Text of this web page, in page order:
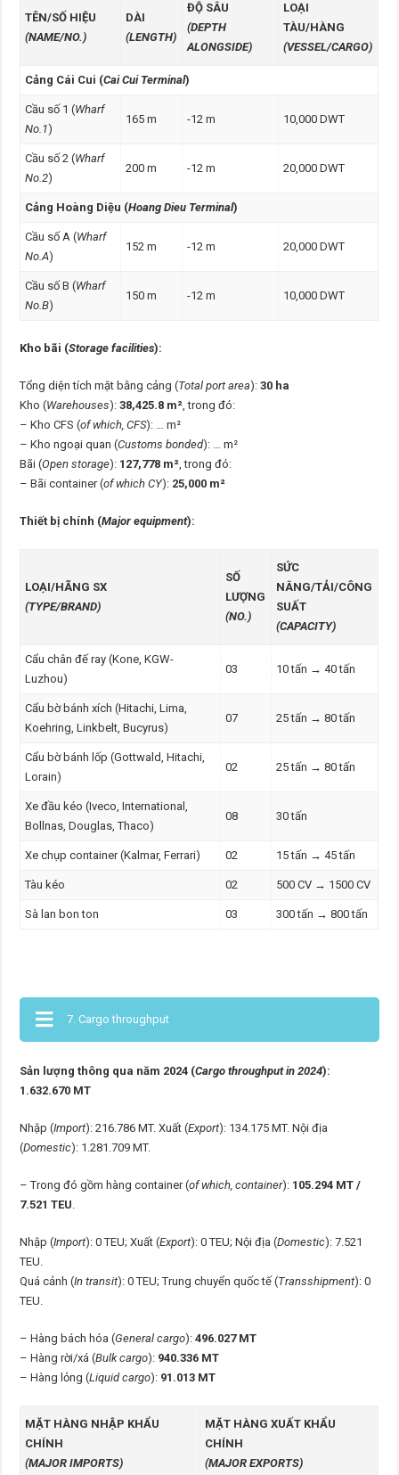
TÊN/SỐ HIỆU
(NAME/NO.)
DÀI
(LENGTH)
ĐỘ SÂU
(DEPTH
ALONGSIDE)
LOẠI
TÀU/HÀNG
(VESSEL/CARGO)
Cảng Cái Cui (Cai Cui Terminal)
Cầu số 1 (Wharf
No.1)
165 m -12 m 10,000 DWT
Cầu số 2 (Wharf
No.2)
200 m -12 m 20,000 DWT
Cảng Hoàng Diệu (Hoang Dieu Terminal)
Cầu số A (Wharf
No.A)
152 m -12 m 20,000 DWT
Cầu số B (Wharf
No.B)
150 m -12 m 10,000 DWT
Kho bãi (Storage facilities):
Tổng diện tích mặt bằng cảng (Total port area):30 ha
Kho (Warehouses):38,425.8 m² , trong đó:
– Kho CFS (of which, CFS): … m²
– Kho ngoại quan (Customs bonded): … m²
Bãi (Open storage): 127,778 m² , trong đó:
– Bãi container (of which CY): 25,000 m²
Thiết bị chính (Major equipment):
LOẠI/HÃNG SX
(TYPE/BRAND)
SỐ
LƯỢNG
(NO.)
SỨC
NÂNG/TẢI/CÔNG
SUẤT
(CAPACITY)
Cẩu chân đế ray (Kone, KGW-
Luzhou)
03 10 tấn → 40 tấn
Cẩu bờ bánh xích (Hitachi, Lima,
Koehring, Linkbelt, Bucyrus)
07 25 tấn → 80 tấn
Cẩu bờ bánh lốp (Gottwald, Hitachi,
Lorain)
02 25 tấn → 80 tấn
Xe đầu kéo (Iveco, International,
Bollnas, Douglas, Thaco)
08 30 tấn
Xe chụp container (Kalmar, Ferrari) 02 15 tấn → 45 tấn
Tàu kéo 02 500 CV → 1500 CV
Sà lan bon ton 03 300 tấn → 800 tấn
7. Cargo throughput
Sản lượng thông qua năm 2024 (Cargo throughput in 2024):
1.632.670 MT
Nhập (Import): 216.786 MT. Xuất (Export): 134.175 MT. Nội địa
(Domestic): 1.281.709 MT.
– Trong đó gồm hàng container (of which, container): 105.294 MT /
7.521 TEU.
Nhập (Import): 0 TEU; Xuất (Export): 0 TEU; Nội địa (Domestic): 7.521
TEU.
Quá cảnh (In transit): 0 TEU; Trung chuyển quốc tế (Transshipment): 0
TEU.
– Hàng bách hóa (General cargo):496.027 MT
– Hàng rời/xá (Bulk cargo): 940.336 MT
– Hàng lỏng (Liquid cargo): 91.013 MT
MẶT HÀNG NHẬP KHẨU
CHÍNH
(MAJOR IMPORTS)
MẶT HÀNG XUẤT KHẨU
CHÍNH
(MAJOR EXPORTS)